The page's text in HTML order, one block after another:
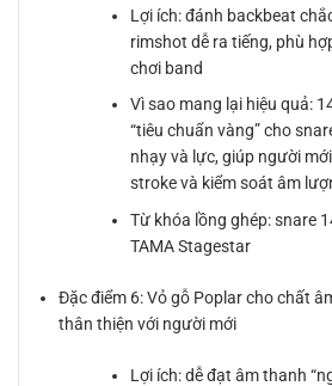
Lợi ích: đánh backbeat
rimshot dễ ra tiếng, phù
chơi band
Vì sao mang lại hiệu quả:
“tiêu chuẩn vàng” cho
nhạy và lực, giúp người
stroke và kiểm soát âm
Từ khóa lồng ghép: snare
TAMA Stagestar
Đặc điểm 6: Vỏ gỗ Poplar cho chất
thân thiện với người mới
Lợi ích: dễ đạt âm thanh